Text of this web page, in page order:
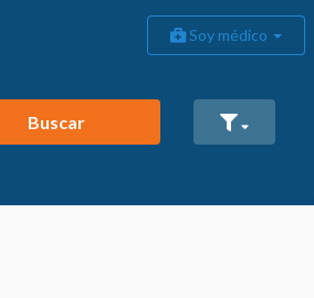
Soy médico
Buscar